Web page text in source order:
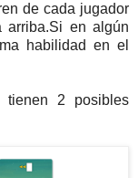
de cada jugador
en algún
habilidad en el
tienen 2 posibles